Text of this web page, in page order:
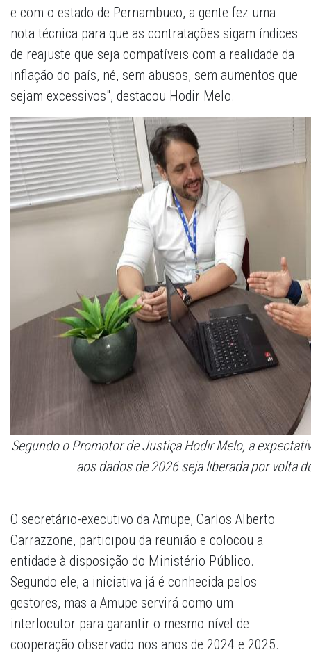
e com o estado de Pernambuco, a gente fez uma
nota técnica para que as contratações sigam índices
de reajuste que seja compatíveis com a realidade da
inflação do país, né, sem abusos, sem aumentos que
sejam excessivos", destacou Hodir Melo.
Segundo o Promotor de Justiça Hodir Melo, a
aos dados de 2026 seja liberada por volta
O secretário-executivo da Amupe, Carlos Alberto
Carrazzone, participou da reunião e colocou a
entidade à disposição do Ministério Público.
Segundo ele, a iniciativa já é conhecida pelos
gestores, mas a Amupe servirá como um
interlocutor para garantir o mesmo nível de
cooperação observado nos anos de 2024 e 2025.